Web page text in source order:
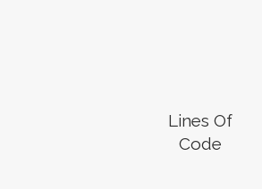
Lines Of
Code